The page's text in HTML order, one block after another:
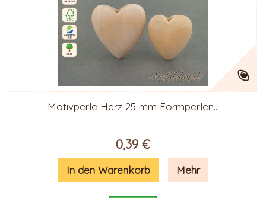
Motivperle Herz 25 mm Formperlen...
0,39 €
In den Warenkorb Mehr